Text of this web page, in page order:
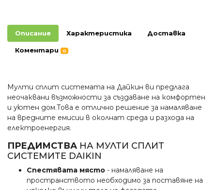
Описание Характеристика Доставка
Коментари 0
Мулти сплит системата на Дайкин ви предлага
неочаквани възможности за създаване на комфортен
и уютен дом.Това е отлично решение за намаляване
на вредните емисии в околнат среда и разхода на
електроенергия.
ПРЕДИМСТВА НА МУЛТИ СПЛИТ
СИСТЕМИТЕ DAIKIN
Спестявата място - намаляване на
пространството необходимо за поставяне на